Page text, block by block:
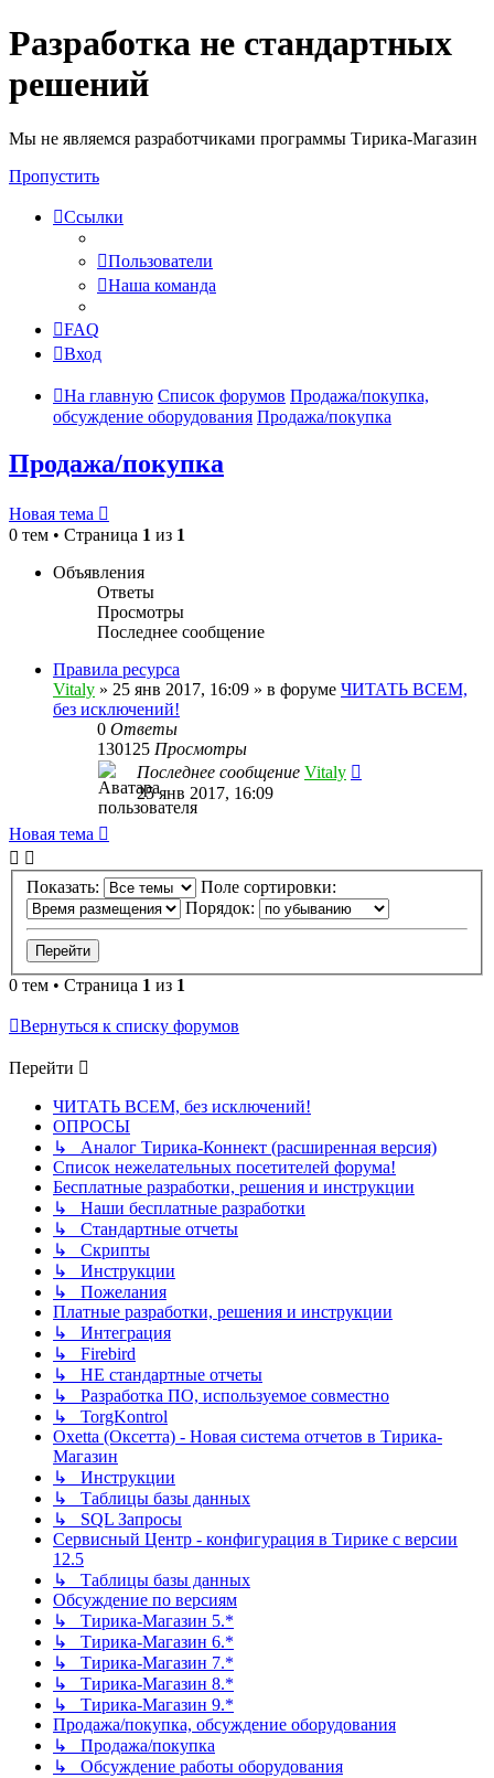
Разработка не стандартных
решений
Мы не являемся разработчиками программы Тирика-Магазин
Пропустить
Ссылки
Пользователи
Наша команда
FAQ
Вход
На главную Список форумов Продажа/покупка,
обсуждение оборудования Продажа/покупка
Продажа/покупка
Новая тема
0 тем • Страница 1 из 1
Объявления
Ответы
Просмотры
Последнее сообщение
Правила ресурса
Vitaly » 25 янв 2017, 16:09 » в форуме ЧИТАТЬ ВСЕМ,
без исключений!
0 Ответы
130125 Просмотры
Последнее сообщение Vitaly
25 янв 2017, 16:09
Новая тема
Показать:
Поле сортировки:
Порядок:
0 тем • Страница 1 из 1
Вернуться к списку форумов
Перейти
ЧИТАТЬ ВСЕМ, без исключений!
ОПРОСЫ
↳ Аналог Тирика-Коннект (расширенная версия)
Список нежелательных посетителей форума!
Бесплатные разработки, решения и инструкции
↳ Наши бесплатные разработки
↳ Стандартные отчеты
↳ Скрипты
↳ Инструкции
↳ Пожелания
Платные разработки, решения и инструкции
↳ Интеграция
↳ Firebird
↳ НЕ стандартные отчеты
↳ Разработка ПО, используемое совместно
↳ TorgKontrol
Oxetta (Оксетта) - Новая система отчетов в Тирика-
Магазин
↳ Инструкции
↳ Таблицы базы данных
↳ SQL Запросы
Сервисный Центр - конфигурация в Тирике с версии
12.5
↳ Таблицы базы данных
Обсуждение по версиям
↳ Тирика-Магазин 5.*
↳ Тирика-Магазин 6.*
↳ Тирика-Магазин 7.*
↳ Тирика-Магазин 8.*
↳ Тирика-Магазин 9.*
Продажа/покупка, обсуждение оборудования
↳ Продажа/покупка
↳ Обсуждение работы оборудования